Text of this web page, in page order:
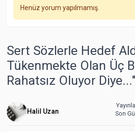
Henüz yorum yapılmamış.
Sert Sözlerle Hedef
Tükenmekte Olan Üç
Rahatsız Oluyor Diye..."
Halil Uzan
Son